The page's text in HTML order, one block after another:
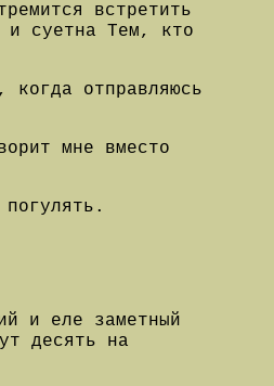
встретить
и суетна Тем, кто
когда отправляюсь
мне вместо
и еле заметный
десять на